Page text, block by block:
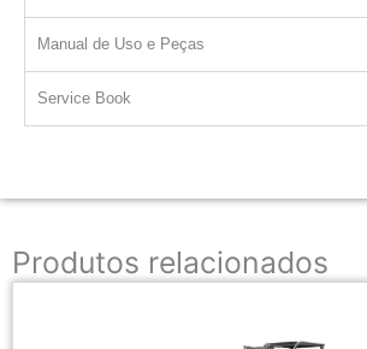
Manual de Uso e Peças
Service Book
Produtos relacionados